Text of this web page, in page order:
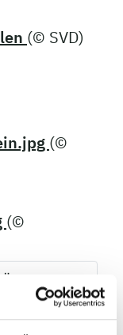
(© SVD)
(©
(©